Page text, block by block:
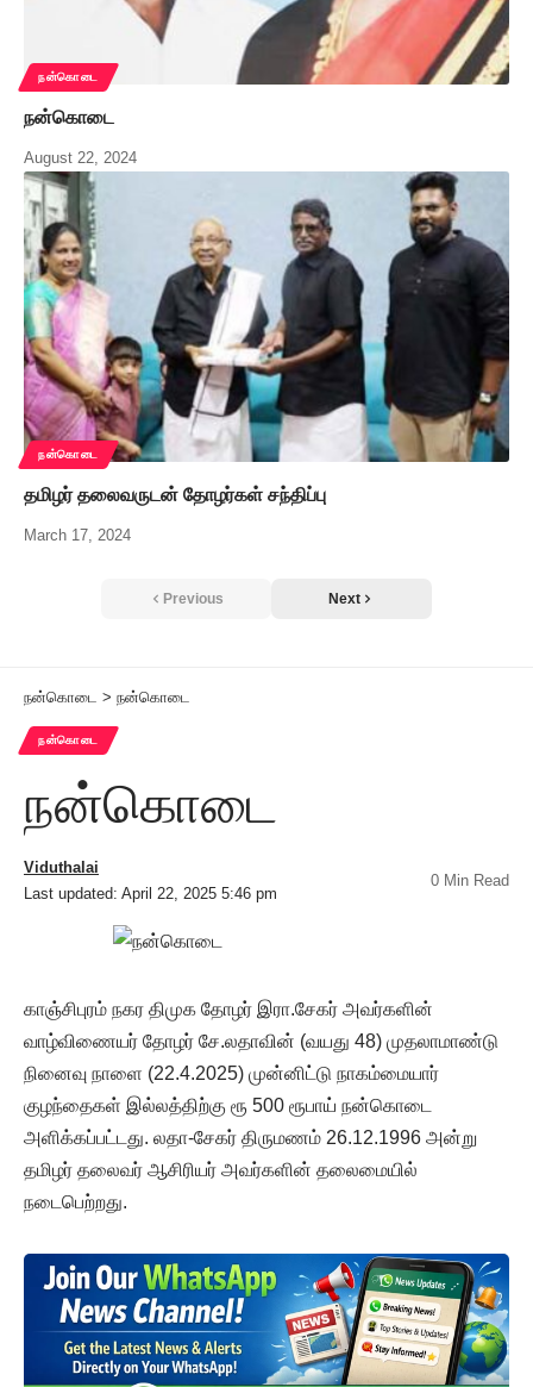
நன்கொடை
நன்கொடை
August 22, 2024
நன்கொடை
தமிழர் தலைவருடன் தோழர்கள் சந்திப்பு
March 17, 2024
Previous Next
நன்கொடை > நன்கொடை
நன்கொடை
நன்கொடை
Last updated: April 22, 2025 5:46 pm
Viduthalai
0 Min Read
காஞ்சிபுரம் நகர திமுக தோழர் இரா.சேகர் அவர்களின்
வாழ்விணையர் தோழர் சே.லதாவின் (வயது 48) முதலாமாண்டு
நினைவு நாளை (22.4.2025) முன்னிட்டு நாகம்மையார்
குழந்தைகள் இல்லத்திற்கு ரூ 500 ரூபாய் நன்கொடை
அளிக்கப்பட்டது. லதா-சேகர் திருமணம் 26.12.1996 அன்று
தமிழர் தலைவர் ஆசிரியர் அவர்களின் தலைமையில்
நடைபெற்றது.